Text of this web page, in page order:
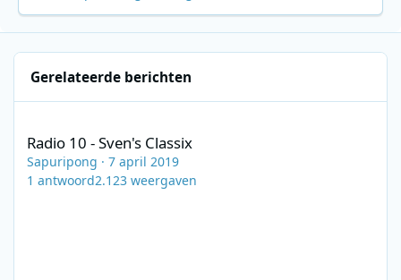
Gerelateerde berichten
Radio 10 - Sven's Classix
Sapuripong · 7 april 2019
1 antwoord2.123 weergaven